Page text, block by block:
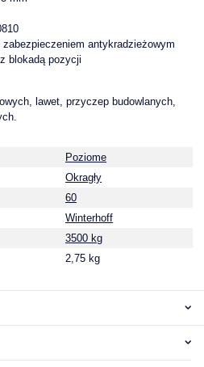
zabezpieczeniem antykradzieżowym
blokadą pozycji
lawet, przyczep budowlanych,
Poziome
Okragły
60
Winterhoff
3500 kg
2,75 kg